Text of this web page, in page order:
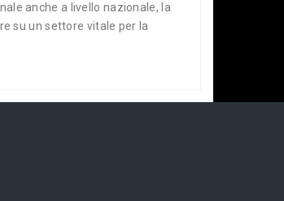
anche a livello nazionale, la
su un settore vitale per la